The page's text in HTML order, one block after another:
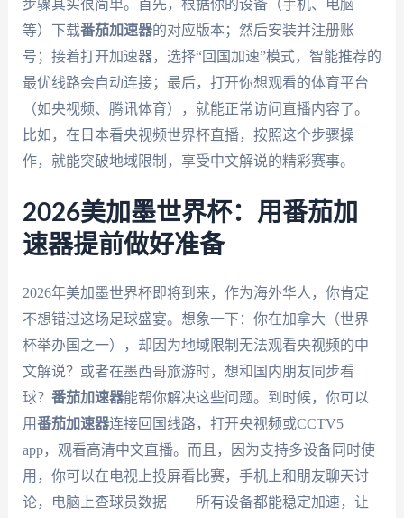
步骤其实很简单。首先，根据你的设备（手机、电脑
等）下载番茄加速器的对应版本；然后安装并注册账
号；接着打开加速器，选择“回国加速”模式，智能推荐的
最优线路会自动连接；最后，打开你想观看的体育平台
（如央视频、腾讯体育），就能正常访问直播内容了。
比如，在日本看央视频世界杯直播，按照这个步骤操
作，就能突破地域限制，享受中文解说的精彩赛事。
2026美加墨世界杯：用番茄加
速器提前做好准备
2026年美加墨世界杯即将到来，作为海外华人，你肯定
不想错过这场足球盛宴。想象一下：你在加拿大（世界
杯举办国之一），却因为地域限制无法观看央视频的中
文解说？或者在墨西哥旅游时，想和国内朋友同步看
球？ 番茄加速器能帮你解决这些问题。到时候，你可以
用番茄加速器连接回国线路，打开央视频或CCTV5
app，观看高清中文直播。而且，因为支持多设备同时使
用，你可以在电视上投屏看比赛，手机上和朋友聊天讨
论，电脑上查球员数据——所有设备都能稳定加速，让